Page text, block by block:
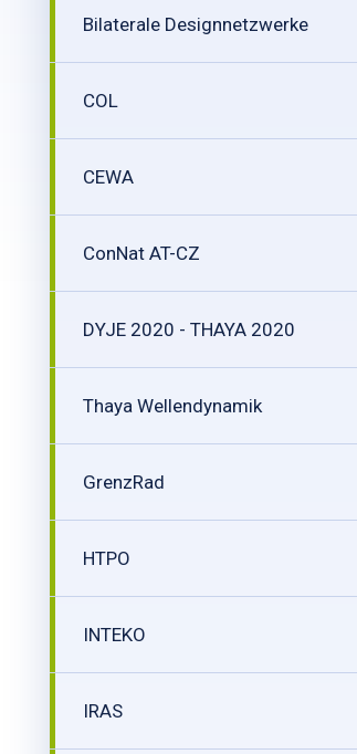
Bilaterale Designnetzwerke
COL
CEWA
ConNat AT-CZ
DYJE 2020 - THAYA 2020
Thaya Wellendynamik
GrenzRad
HTPO
INTEKO
IRAS